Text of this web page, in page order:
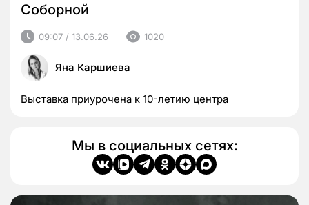
Соборной
09:07 / 13.06.26 1020
Яна Каршиева
Выставка приурочена к 10-летию центра
Мы в социальных сетях: